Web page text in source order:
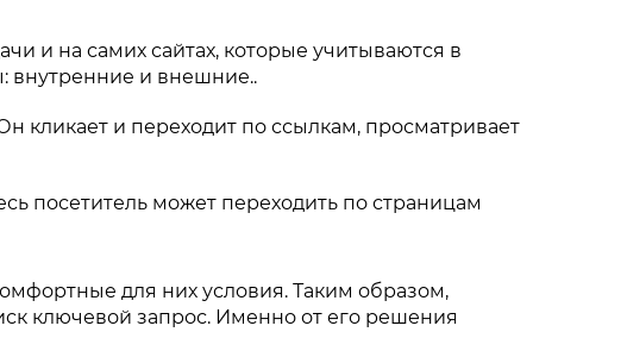
и на самих сайтах, которые учитываются в
внутренние и внешние..
кликает и переходит по ссылкам, просматривает
посетитель может переходить по страницам
для них условия. Таким образом,
ключевой запрос. Именно от его решения